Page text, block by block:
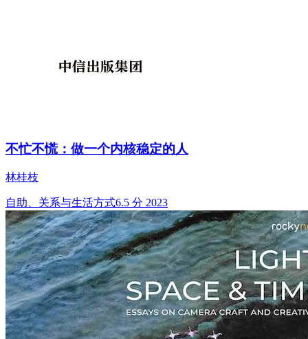
不忙不慌：做一个内核稳定的人
林桂枝
自助、关系与生活方式6.5 分 2023